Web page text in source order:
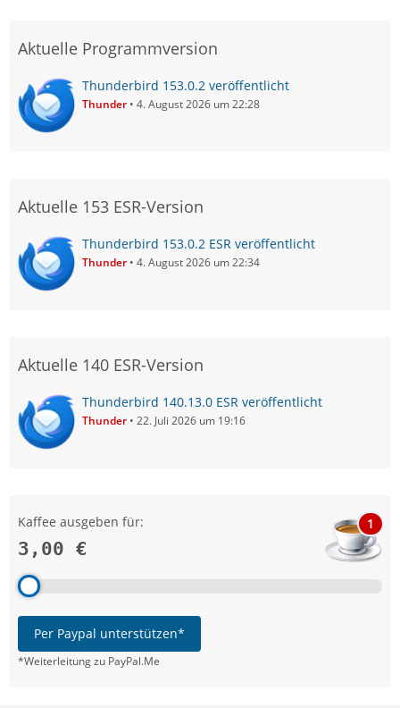
Aktuelle Programmversion
Thunderbird 153.0.2 veröffentlicht
Thunder 4. August 2026 um 22:28
Aktuelle 153 ESR-Version
Thunderbird 153.0.2 ESR veröffentlicht
Thunder 4. August 2026 um 22:34
Aktuelle 140 ESR-Version
Thunderbird 140.13.0 ESR veröffentlicht
Thunder 22. Juli 2026 um 19:16
Kaffee ausgeben für:
3,00 €
1
Per Paypal unterstützen*
*Weiterleitung zu PayPal.Me